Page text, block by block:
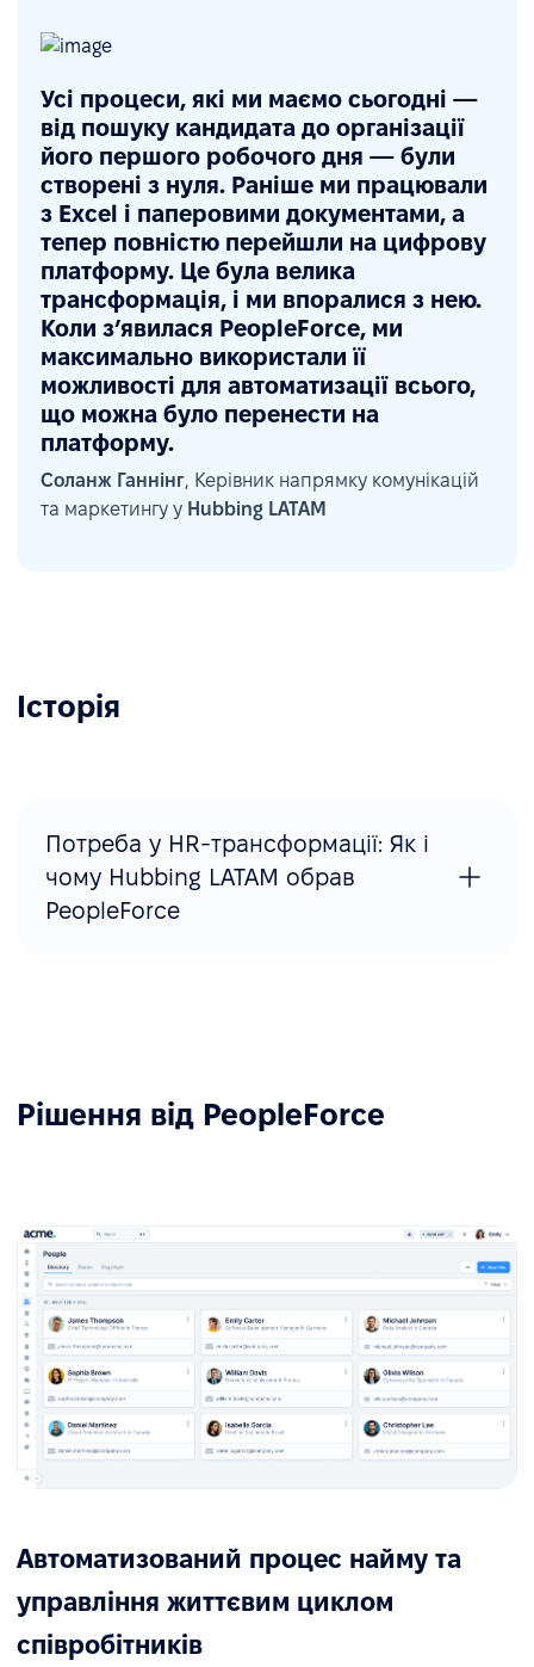
Усі процеси, які ми маємо сьогодні —
від пошуку кандидата до організації
його першого робочого дня — були
створені з нуля. Раніше ми працювали
з Excel і паперовими документами, а
тепер повністю перейшли на цифрову
платформу. Це була велика
трансформація, і ми впоралися з нею.
Коли з’явилася PeopleForce, ми
максимально використали її
можливості для автоматизації всього,
що можна було перенести на
платформу.
Соланж Ганнінг, Керівник напрямку комунікацій
та маркетингу у Hubbing LATAM
Історія
Потреба у HR-трансформації: Як і
чому Hubbing LATAM обрав
PeopleForce
Рішення від PeopleForce
Автоматизований процес найму та
управління життєвим циклом
співробітників